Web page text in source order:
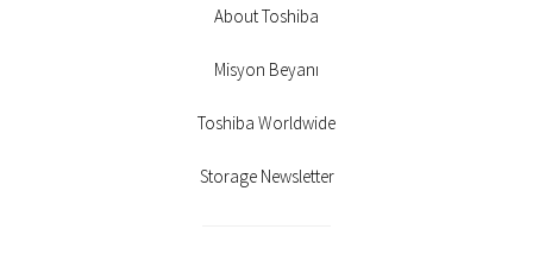
About Toshiba
Misyon Beyanı
Toshiba Worldwide
Storage Newsletter